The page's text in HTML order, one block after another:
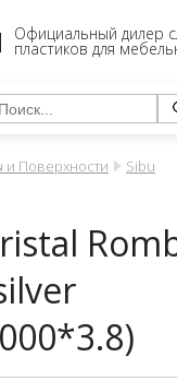
Официальный дилер
пластиков для
и Поверхности Sibu